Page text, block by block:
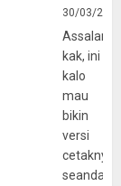
30/03/
kak, ini
kalo
mau
bikin
versi
cetaknya